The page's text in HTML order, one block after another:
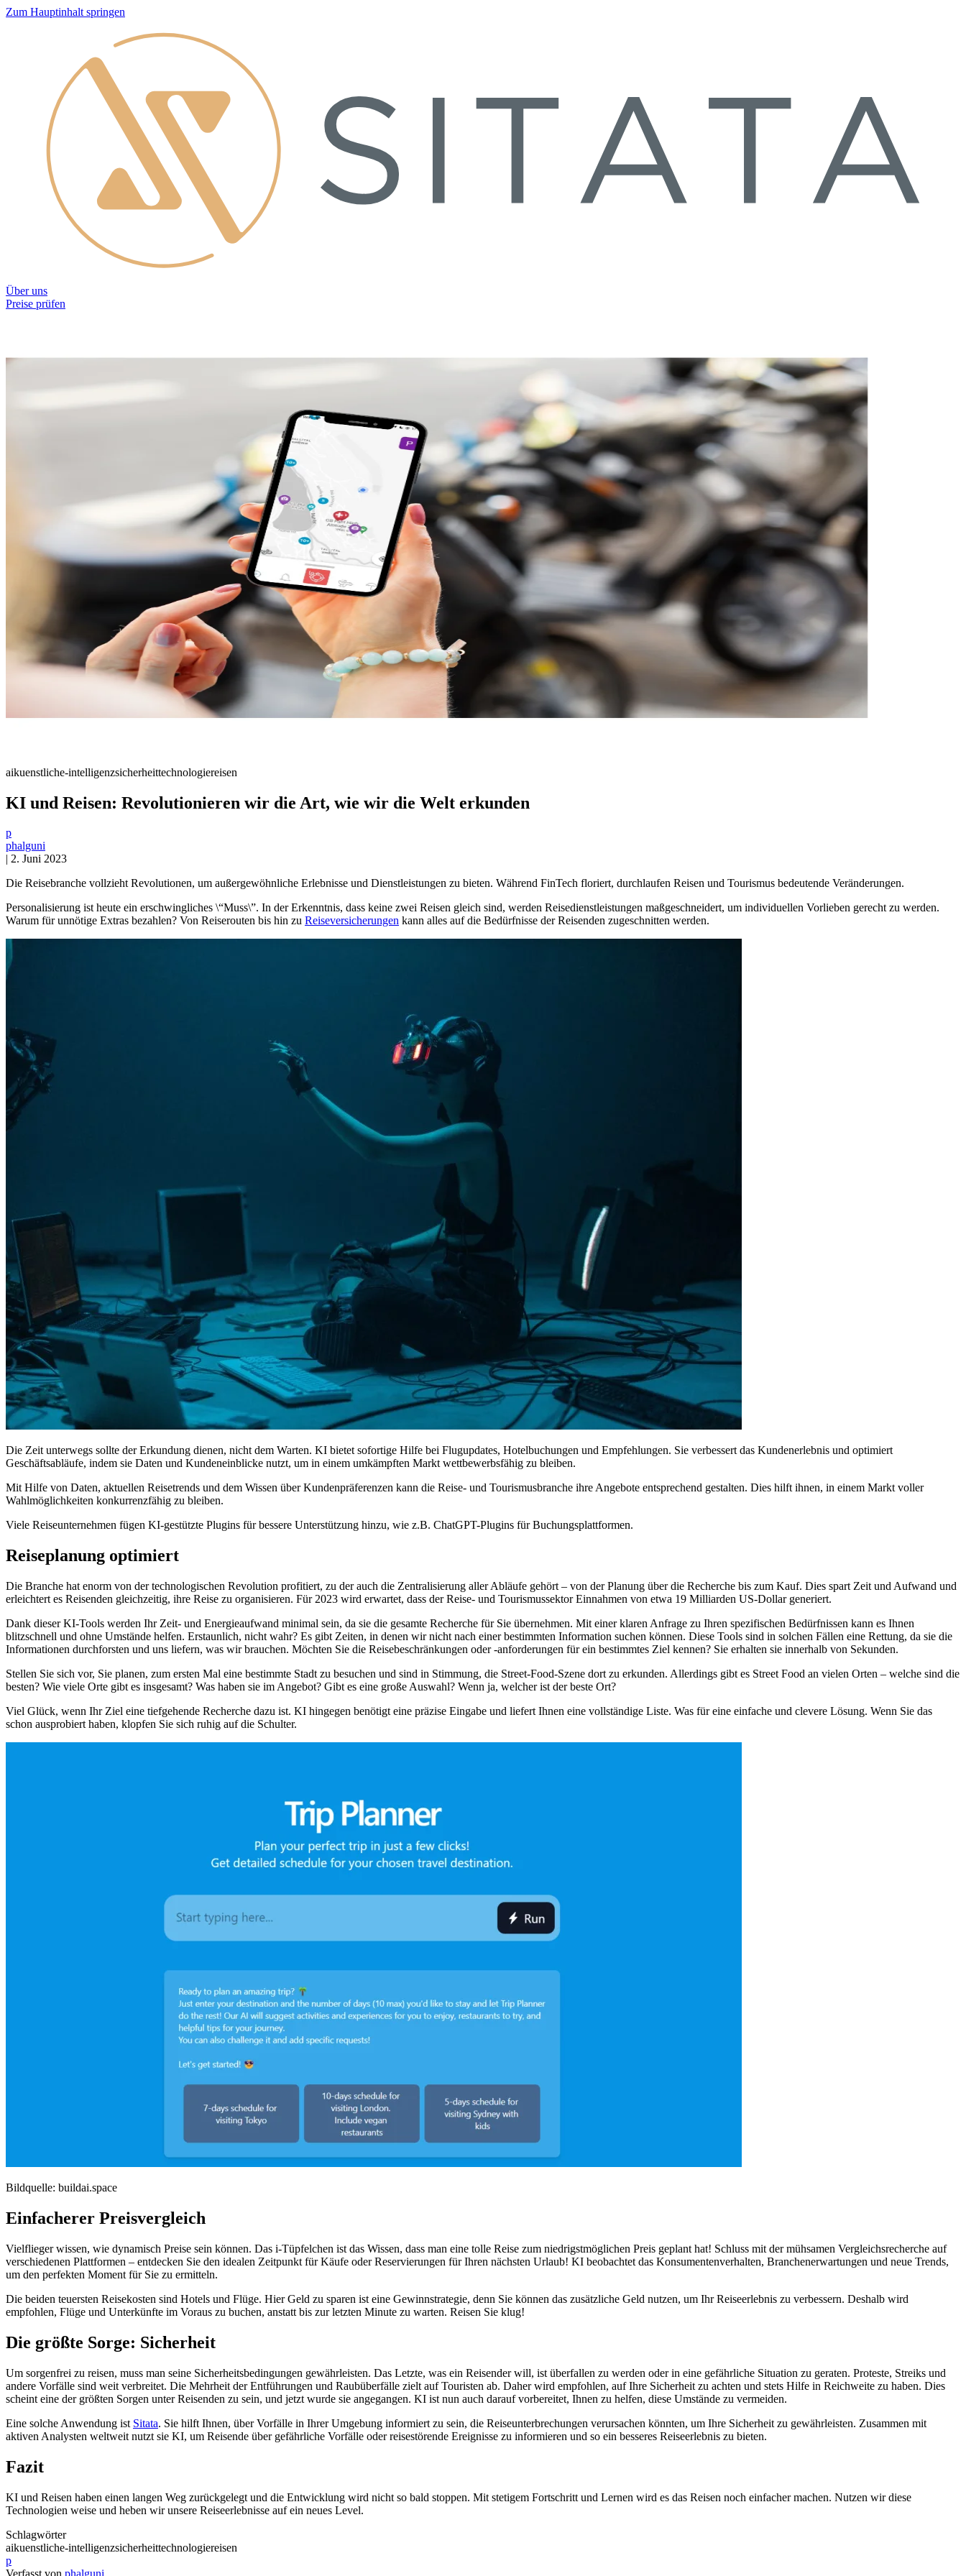
Zum Hauptinhalt springen
Über uns
Preise prüfen
aikuenstliche-intelligenzsicherheittechnologiereisen
KI und Reisen: Revolutionieren wir die Art, wie wir die Welt erkunden
p
phalguni
| 2. Juni 2023
Die Reisebranche vollzieht Revolutionen, um außergewöhnliche Erlebnisse und Dienstleistungen zu bieten. Während FinTech floriert, durchlaufen Reisen und Tourismus bedeutende Veränderungen.
Personalisierung ist heute ein erschwingliches \“Muss\”. In der Erkenntnis, dass keine zwei Reisen gleich sind, werden Reisedienstleistungen maßgeschneidert, um individuellen Vorlieben gerecht zu werden.
Warum für unnötige Extras bezahlen? Von Reiserouten bis hin zu Reiseversicherungen kann alles auf die Bedürfnisse der Reisenden zugeschnitten werden.
Die Zeit unterwegs sollte der Erkundung dienen, nicht dem Warten. KI bietet sofortige Hilfe bei Flugupdates, Hotelbuchungen und Empfehlungen. Sie verbessert das Kundenerlebnis und optimiert
Geschäftsabläufe, indem sie Daten und Kundeneinblicke nutzt, um in einem umkämpften Markt wettbewerbsfähig zu bleiben.
Mit Hilfe von Daten, aktuellen Reisetrends und dem Wissen über Kundenpräferenzen kann die Reise- und Tourismusbranche ihre Angebote entsprechend gestalten. Dies hilft ihnen, in einem Markt voller
Wahlmöglichkeiten konkurrenzfähig zu bleiben.
Viele Reiseunternehmen fügen KI-gestützte Plugins für bessere Unterstützung hinzu, wie z.B. ChatGPT-Plugins für Buchungsplattformen.
Reiseplanung optimiert
Die Branche hat enorm von der technologischen Revolution profitiert, zu der auch die Zentralisierung aller Abläufe gehört – von der Planung über die Recherche bis zum Kauf. Dies spart Zeit und Aufwand und
erleichtert es Reisenden gleichzeitig, ihre Reise zu organisieren. Für 2023 wird erwartet, dass der Reise- und Tourismussektor Einnahmen von etwa 19 Milliarden US-Dollar generiert.
Dank dieser KI-Tools werden Ihr Zeit- und Energieaufwand minimal sein, da sie die gesamte Recherche für Sie übernehmen. Mit einer klaren Anfrage zu Ihren spezifischen Bedürfnissen kann es Ihnen
blitzschnell und ohne Umstände helfen. Erstaunlich, nicht wahr? Es gibt Zeiten, in denen wir nicht nach einer bestimmten Information suchen können. Diese Tools sind in solchen Fällen eine Rettung, da sie die
Informationen durchforsten und uns liefern, was wir brauchen. Möchten Sie die Reisebeschränkungen oder -anforderungen für ein bestimmtes Ziel kennen? Sie erhalten sie innerhalb von Sekunden.
Stellen Sie sich vor, Sie planen, zum ersten Mal eine bestimmte Stadt zu besuchen und sind in Stimmung, die Street-Food-Szene dort zu erkunden. Allerdings gibt es Street Food an vielen Orten – welche sind die
besten? Wie viele Orte gibt es insgesamt? Was haben sie im Angebot? Gibt es eine große Auswahl? Wenn ja, welcher ist der beste Ort?
Viel Glück, wenn Ihr Ziel eine tiefgehende Recherche dazu ist. KI hingegen benötigt eine präzise Eingabe und liefert Ihnen eine vollständige Liste. Was für eine einfache und clevere Lösung. Wenn Sie das
schon ausprobiert haben, klopfen Sie sich ruhig auf die Schulter.
Bildquelle: buildai.space
Einfacherer Preisvergleich
Vielflieger wissen, wie dynamisch Preise sein können. Das i-Tüpfelchen ist das Wissen, dass man eine tolle Reise zum niedrigstmöglichen Preis geplant hat! Schluss mit der mühsamen Vergleichsrecherche auf
verschiedenen Plattformen – entdecken Sie den idealen Zeitpunkt für Käufe oder Reservierungen für Ihren nächsten Urlaub! KI beobachtet das Konsumentenverhalten, Branchenerwartungen und neue Trends,
um den perfekten Moment für Sie zu ermitteln.
Die beiden teuersten Reisekosten sind Hotels und Flüge. Hier Geld zu sparen ist eine Gewinnstrategie, denn Sie können das zusätzliche Geld nutzen, um Ihr Reiseerlebnis zu verbessern. Deshalb wird
empfohlen, Flüge und Unterkünfte im Voraus zu buchen, anstatt bis zur letzten Minute zu warten. Reisen Sie klug!
Die größte Sorge: Sicherheit
Um sorgenfrei zu reisen, muss man seine Sicherheitsbedingungen gewährleisten. Das Letzte, was ein Reisender will, ist überfallen zu werden oder in eine gefährliche Situation zu geraten. Proteste, Streiks und
andere Vorfälle sind weit verbreitet. Die Mehrheit der Entführungen und Raubüberfälle zielt auf Touristen ab. Daher wird empfohlen, auf Ihre Sicherheit zu achten und stets Hilfe in Reichweite zu haben. Dies
scheint eine der größten Sorgen unter Reisenden zu sein, und jetzt wurde sie angegangen. KI ist nun auch darauf vorbereitet, Ihnen zu helfen, diese Umstände zu vermeiden.
Eine solche Anwendung ist Sitata. Sie hilft Ihnen, über Vorfälle in Ihrer Umgebung informiert zu sein, die Reiseunterbrechungen verursachen könnten, um Ihre Sicherheit zu gewährleisten. Zusammen mit
aktiven Analysten weltweit nutzt sie KI, um Reisende über gefährliche Vorfälle oder reisestörende Ereignisse zu informieren und so ein besseres Reiseerlebnis zu bieten.
Fazit
KI und Reisen haben einen langen Weg zurückgelegt und die Entwicklung wird nicht so bald stoppen. Mit stetigem Fortschritt und Lernen wird es das Reisen noch einfacher machen. Nutzen wir diese
Technologien weise und heben wir unsere Reiseerlebnisse auf ein neues Level.
Schlagwörter
aikuenstliche-intelligenzsicherheittechnologiereisen
p
Verfasst von phalguni